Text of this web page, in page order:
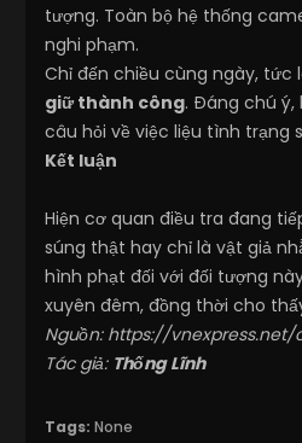
tượng. Toàn bộ hệ thống
nghi phạm.
Chỉ đến chiều cùng ngày, tức
giữ thành công. Đáng chú
câu hỏi về việc liệu tình trạng
Kết luận
Hiện cơ quan điều tra đang
súng thật hay chỉ là vật giả
hình phạt đối với đối tượng
xuyên đêm, đồng thời cho
Nguồn: https://vnexpress.net/
Tác giả: Thống Lĩnh
Tags: None